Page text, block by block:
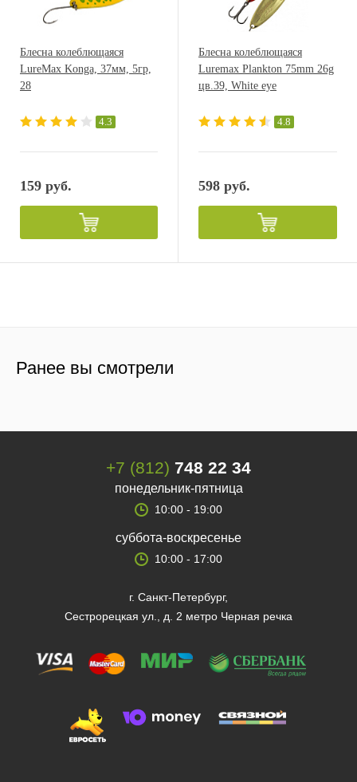
Блесна колеблющаяся
LureMax Konga, 37мм, 5гр,
28
4.3
159 руб.
Блесна колеблющаяся
Luremax Plankton 75mm 26g
цв.39, White eye
4.8
598 руб.
Ранее вы смотрели
+7 (812) 748 22 34
понедельник-пятница
10:00 - 19:00
суббота-воскресенье
10:00 - 17:00
г. Санкт-Петербург,
Сестрорецкая ул., д. 2 метро Черная речка